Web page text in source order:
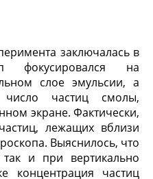
заключалась в
фокусировался на
слое эмульсии, а
число частиц смолы,
экране. Фактически,
лежащих вблизи
Выяснилось, что
и при вертикально
концентрация частиц